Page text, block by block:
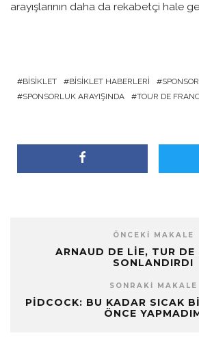
arayışlarının daha da rekabetçi hale
BISIKLET BISIKLET HABERLERI
SPONSORLUK ARAYIŞINDA
TOUR DE
ÖNCEKI MAKALE
ARNAUD DE LIE, TUR DE
SONLANDIRDI
SONRAKI MAKALE
PIDCOCK: BU KADAR SICAK
ÖNCE